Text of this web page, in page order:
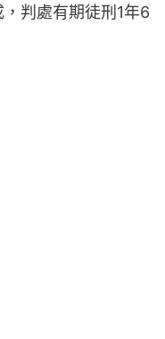
判處有期徒刑1年6